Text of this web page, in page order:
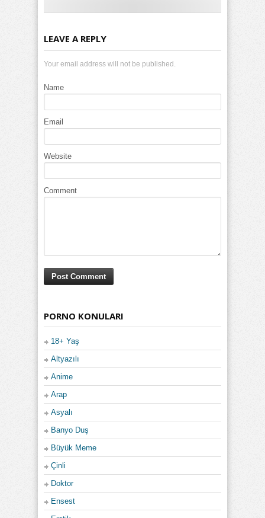
LEAVE A REPLY
Your email address will not be published.
Name
Email
Website
Comment
PORNO KONULARI
18+ Yaş
Altyazılı
Anime
Arap
Asyalı
Banyo Duş
Büyük Meme
Çinli
Doktor
Ensest